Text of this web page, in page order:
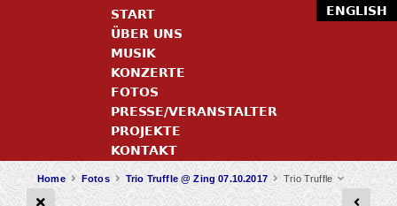
Home Fotos Trio Truffle @ Zing 07.10.2017 Trio Truffle
START
ÜBER UNS
MUSIK
KONZERTE
FOTOS
PRESSE/VERANSTALTER
PROJEKTE
KONTAKT
ENGLISH